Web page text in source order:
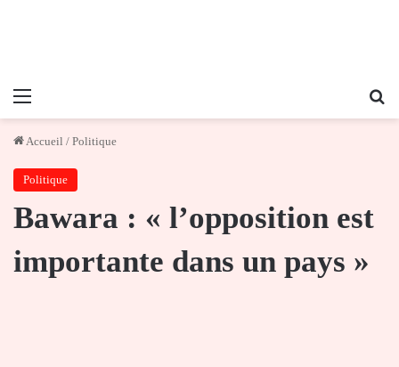
Menu
Accueil / Politique
Politique
Bawara : « l’opposition est
importante dans un pays »